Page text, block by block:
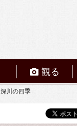
観る
深川の四季